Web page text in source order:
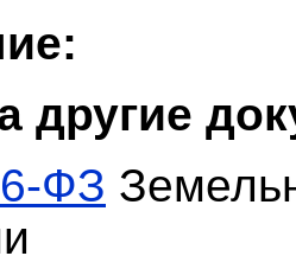
другие
ФЗ